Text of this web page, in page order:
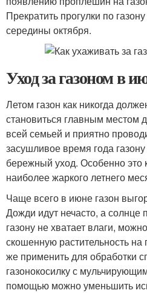
Прекратить прогулки по
середины октября.
Уход за газоном в
Летом газон как никогда
становиться главным местом
всей семьей и приятно
засушливое время года
бережный уход. Особенно это
наиболее жаркого летнего
Чаще всего в июне газон
Дожди идут нечасто, а солнце
газону не хватает влаги,
скошенную растительность
же применить для обработки
газонокосилку с
помощью можно уменьшить